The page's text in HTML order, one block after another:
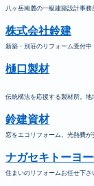
八ヶ岳南麓の一級建築設計事務
株式会社鈴建
新築・別荘のリフォーム受付中
樋口製材
伝統構法を応援する製材所。地
鈴建資材
窓をエコリフォーム。光熱費
ナガセキトーヨ
住まいのリフォームお任せ下さ